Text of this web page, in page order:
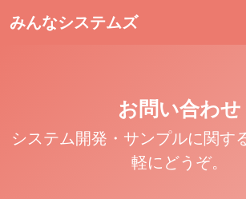
みんなシステムズ
お問い合わせ
システム開発・サンプルに関す
軽にどうぞ。